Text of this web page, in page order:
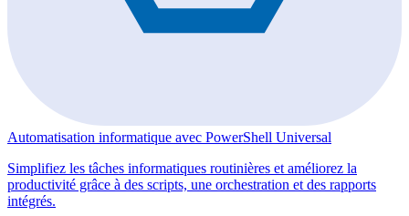
Automatisation informatique avec PowerShell Universal
Simplifiez les tâches informatiques routinières et améliorez la
productivité grâce à des scripts, une orchestration et des rapports
intégrés.